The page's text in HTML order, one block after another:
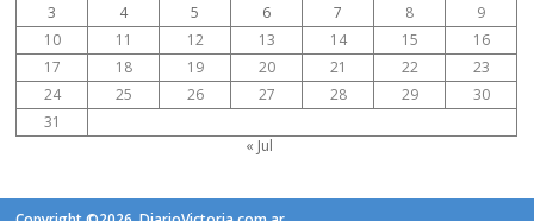
3
4 5 6 7 8
9
10
11 12 13 14 15
16
17
18 19 20 21 22
23
24
25 26 27 28 29
30
31
« Jul